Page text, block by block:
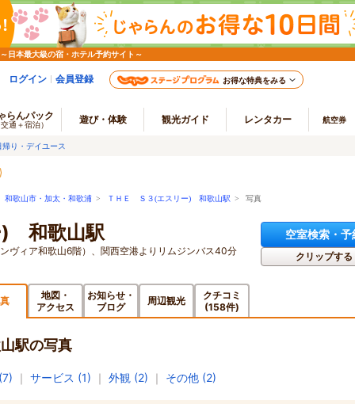
日本最大級の宿・ホテル予約サイト～
ログイン 会員登録 お得な特典をみる
らんパック
交通＋宿泊） 遊び・体験 観光ガイド レンタカー 航空券
帰り・デイユース
和歌山市・加太・和歌浦 > ＴＨＥ Ｓ３(エスリー) 和歌山駅 > 写真
) 和歌山駅
ヴィア和歌山6階）、関西空港よりリムジンバス40分
空室検索・予
クリップする
地図・
アクセス
お知らせ・
ブログ
周辺観光
クチコミ
(158件)
駅の写真
｜ サービス (1) ｜ 外観 (2) ｜ その他 (2)